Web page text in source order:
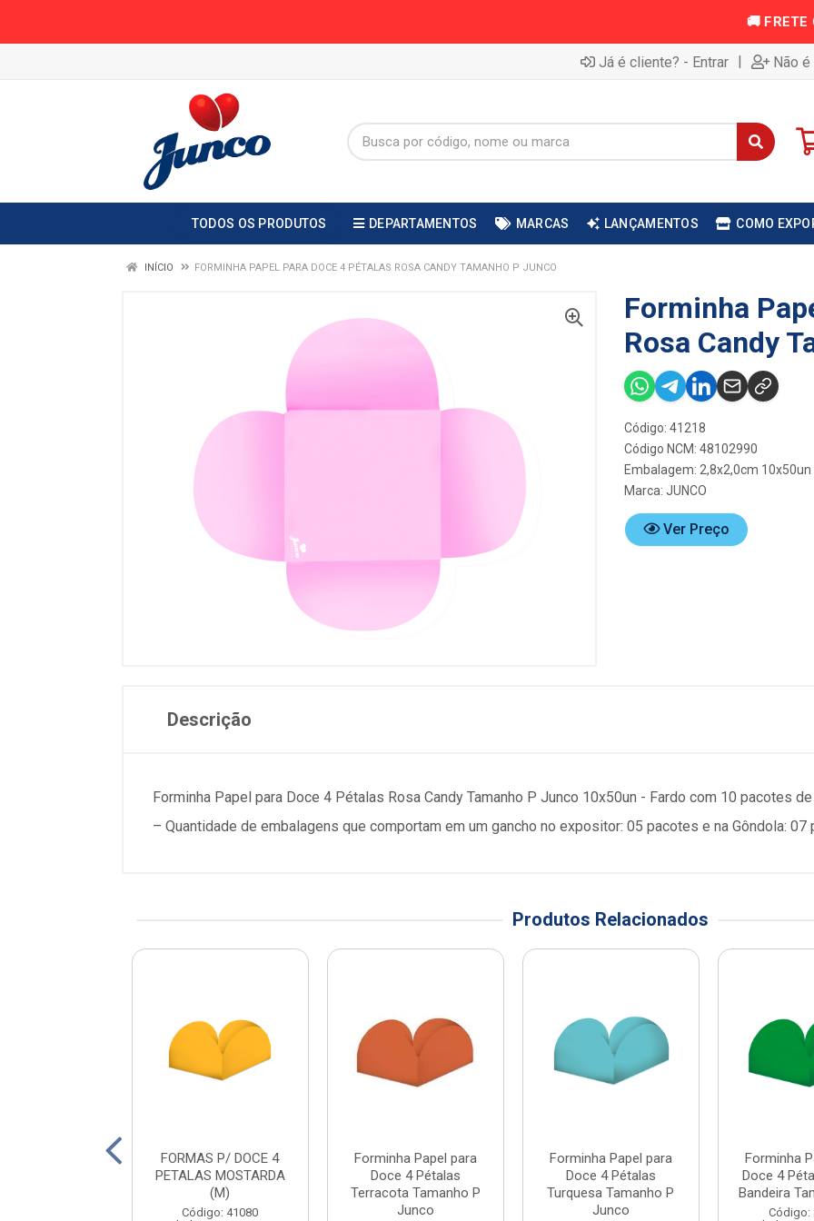
Já é cliente? - Entrar | Não
TODOS OS PRODUTOS DEPARTAMENTOS MARCAS LANÇAMENTOS COMO
INÍCIO FORMINHA PAPEL PARA DOCE 4 PÉTALAS ROSA CANDY TAMANHO P JUNCO
Forminha
Rosa Candy
Código: 41218
Código NCM: 48102990
Embalagem: 2,8x2,0cm 10x50un
Marca: JUNCO
Ver Preço
Descrição
Forminha Papel para Doce 4 Pétalas Rosa Candy Tamanho P Junco 10x50un - Fardo com 10 pacotes
– Quantidade de embalagens que comportam em um gancho no expositor: 05 pacotes e na Gôndola: 07
Produtos Relacionados
FORMAS P/ DOCE 4
PETALAS MOSTARDA
(M)
Código: 41080
Forminha Papel para
Doce 4 Pétalas
Terracota Tamanho P
Junco
Forminha Papel para
Doce 4 Pétalas
Turquesa Tamanho P
Junco
Forminha
Doce 4
Bandeira
Código: